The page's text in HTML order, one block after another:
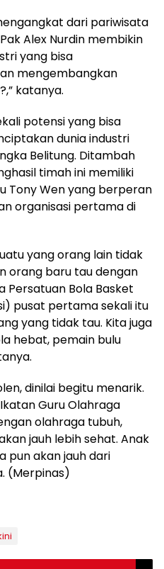
dari pariwisata
Alex Nurdin membikin
yang bisa
mengembangkan
katanya.
potensi yang bisa
dunia industri
Belitung. Ditambah
timah ini memiliki
Tony Wen yang berperan
organisasi pertama di
yang orang lain tidak
orang baru tau dengan
Persatuan Bola Basket
pusat pertama sekali itu
yang tidak tau. Kita juga
hebat, pemain bulu
dinilai begitu menarik.
Guru Olahraga
olahraga tubuh,
jauh lebih sehat. Anak
pun akan jauh dari
(Merpinas)